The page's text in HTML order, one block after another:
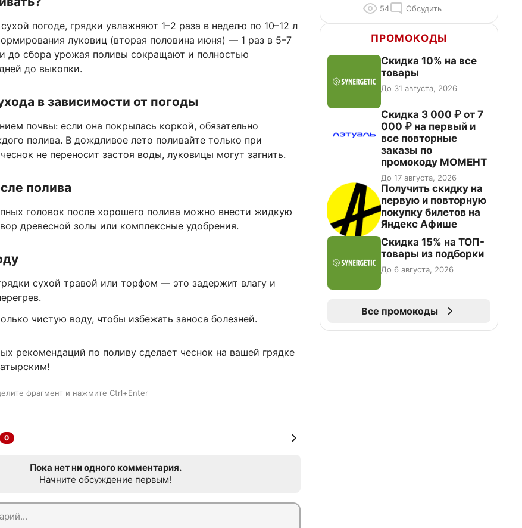
погоде, грядки увлажняют 1–2 раза в неделю по 10–12 л
луковиц (вторая половина июня) — 1 раз в 5–7
до сбора урожая поливы сокращают и полностью
до выкопки.
в зависимости от погоды
почвы: если она покрылась коркой, обязательно
полива. В дождливое лето поливайте только при
не переносит застоя воды, луковицы могут загнить.
полива
головок после хорошего полива можно внести жидкую
древесной золы или комплексные удобрения.
сухой травой или торфом — это задержит влагу и
чистую воду, чтобы избежать заноса болезней.
рекомендаций по поливу сделает чеснок на вашей грядке
фрагмент и нажмите Ctrl+Enter
0
Пока нет ни одного комментария.
Начните обсуждение первым!
54 Обсудить
ПРОМОКОДЫ
Скидка 10% на все
товары
До 31 августа, 2026
Скидка 3 000 ₽ от 7
000 ₽ на первый и
все повторные
заказы по
промокоду МОМЕНТ
До 17 августа, 2026
Получить скидку на
первую и повторную
покупку билетов на
Яндекс Афише
Скидка 15% на ТОП-
товары из подборки
До 6 августа, 2026
Все промокоды